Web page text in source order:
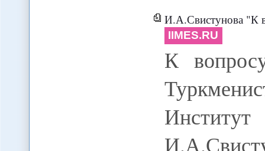
И.А.Свистунова "К
IIMES.RU
К